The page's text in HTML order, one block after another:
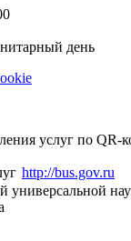
день
услуг по
http://bus.gov.ru